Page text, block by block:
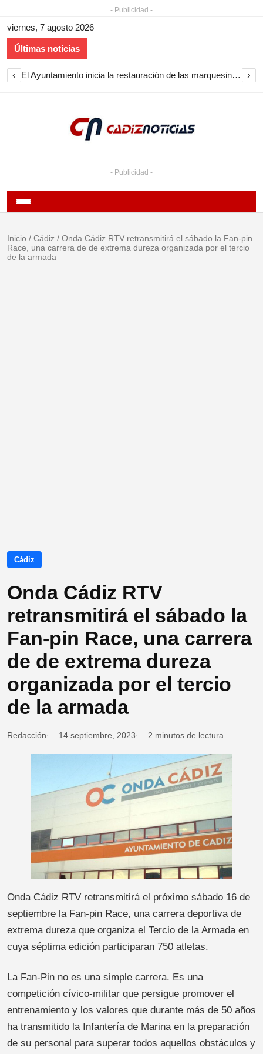
- Publicidad -
viernes, 7 agosto 2026
Últimas noticias
‹ El Ayuntamiento inicia la restauración de las marquesinas de Plaza Esteve para volver a instalarlas en el centro de Jerez ›
- Publicidad -
Inicio / Cádiz / Onda Cádiz RTV retransmitirá el sábado la Fan-pin
Race, una carrera de de extrema dureza organizada por el tercio
de la armada
Cádiz
Onda Cádiz RTV
retransmitirá el sábado la
Fan-pin Race, una carrera
de de extrema dureza
organizada por el tercio
de la armada
Redacción 14 septiembre, 2023 2 minutos de lectura
Onda Cádiz RTV retransmitirá el próximo sábado 16 de
septiembre la Fan-pin Race, una carrera deportiva de
extrema dureza que organiza el Tercio de la Armada en
cuya séptima edición participaran 750 atletas.
La Fan-Pin no es una simple carrera. Es una
competición cívico-militar que persigue promover el
entrenamiento y los valores que durante más de 50 años
ha transmitido la Infantería de Marina en la preparación
de su personal para superar todos aquellos obstáculos y